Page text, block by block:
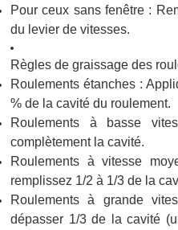
Pour ceux sans fenêtre :
du levier de vitesses.
Règles de graissage des
Roulements étanches :
% de la cavité du roulement.
Roulements à basse
complètement la cavité.
Roulements à vitesse
remplissez 1/2 à 1/3 de la
Roulements à grande
dépasser 1/3 de la cavité